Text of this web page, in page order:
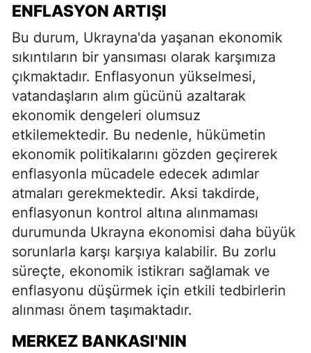
ENFLASYON ARTIŞI
Bu durum, Ukrayna'da yaşanan ekonomik
sıkıntıların bir yansıması olarak karşımıza
çıkmaktadır. Enflasyonun yükselmesi,
vatandaşların alım gücünü azaltarak
ekonomik dengeleri olumsuz
etkilemektedir. Bu nedenle, hükümetin
ekonomik politikalarını gözden geçirerek
enflasyonla mücadele edecek adımlar
atmaları gerekmektedir. Aksi takdirde,
enflasyonun kontrol altına alınmaması
durumunda Ukrayna ekonomisi daha büyük
sorunlarla karşı karşıya kalabilir. Bu zorlu
süreçte, ekonomik istikrarı sağlamak ve
enflasyonu düşürmek için etkili tedbirlerin
alınması önem taşımaktadır.
MERKEZ BANKASI'NIN